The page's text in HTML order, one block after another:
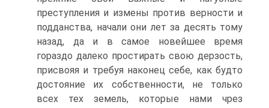
преступления и измены против верности и
подданства, начали они лет за десять тому
назад, да и в самое новейшее время
гораздо далеко простирать свою дерзость,
присвояя и требуя наконец себе, как будто
достояние их собственности, не только
всех тех земель, которые нами чрез